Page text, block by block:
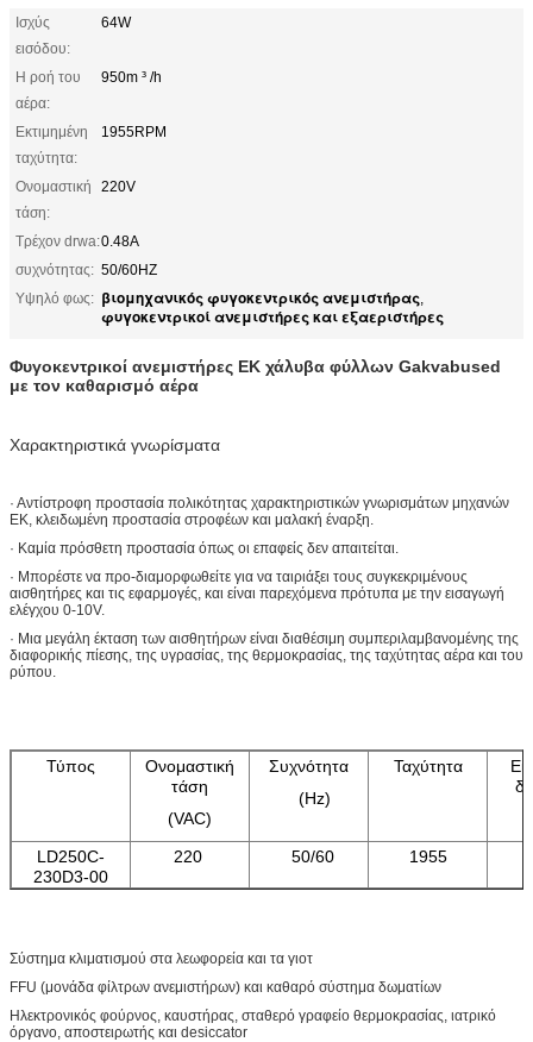
Ισχύς
εισόδου:
64W
Η ροή του
αέρα:
950m ³ /h
Εκτιμημένη
ταχύτητα:
1955RPM
Ονομαστική
τάση:
220V
Τρέχον drwa:0.48A
συχνότητας: 50/60HZ
Υψηλό φως: βιομηχανικός φυγοκεντρικός ανεμιστήρας,
φυγοκεντρικοί ανεμιστήρες και εξαεριστήρες
Φυγοκεντρικοί ανεμιστήρες ΕΚ χάλυβα φύλλων Gakvabused
με τον καθαρισμό αέρα
Χαρακτηριστικά γνωρίσματα
· Αντίστροφη προστασία πολικότητας χαρακτηριστικών γνωρισμάτων μηχανών
ΕΚ, κλειδωμένη προστασία στροφέων και μαλακή έναρξη.
· Καμία πρόσθετη προστασία όπως οι επαφείς δεν απαιτείται.
· Μπορέστε να προ-διαμορφωθείτε για να ταιριάξει τους συγκεκριμένους
αισθητήρες και τις εφαρμογές, και είναι παρεχόμενα πρότυπα με την εισαγωγή
ελέγχου 0-10V.
· Μια μεγάλη έκταση των αισθητήρων είναι διαθέσιμη συμπεριλαμβανομένης της
διαφορικής πίεσης, της υγρασίας, της θερμοκρασίας, της ταχύτητας αέρα και του
ρύπου.
Τύπος
Ονομαστική
τάση
(VAC)
Συχνότητα
(Hz)
Ταχύτητα
LD250C-
230D3-00
220 50/60 1955
Σύστημα κλιματισμού στα λεωφορεία και τα γιοτ
FFU (μονάδα φίλτρων ανεμιστήρων) και καθαρό σύστημα δωματίων
Ηλεκτρονικός φούρνος, καυστήρας, σταθερό γραφείο θερμοκρασίας, ιατρικό
όργανο, αποστειρωτής και desiccator